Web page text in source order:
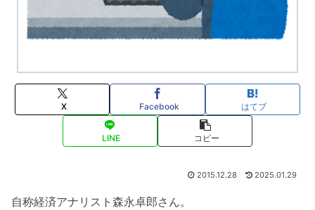
X Facebook はてブ
LINE コピー
2015.12.28 2025.01.29
自称経済アナリスト森永卓郎さん。